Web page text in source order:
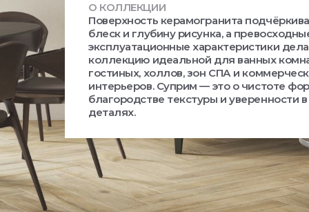
О КОЛЛЕКЦИИ
Поверхность керамогранита
блеск и глубину рисунка, а
эксплуатационные характеристики
коллекцию идеальной для ванных
гостиных, холлов, зон СПА и
интерьеров. Суприм — это о чистоте
благородстве текстуры и уверенности в
деталях.